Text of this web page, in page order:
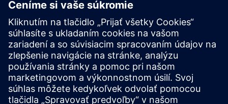
Laboratóriá biologických vied a farmaceutické laboratóriá
manipulujú s horľavými, korozívnymi a toxickými
chemikáliami v obmedzených VarioProtect umožňuje
kompatibilné skladovanie viacerých tried nebezpečných
látok v jednej skrini, čím znižuje požiadavky na priestor a
zároveň poskytuje bezpečný a ergonomický prístup blízko
pracoviska.